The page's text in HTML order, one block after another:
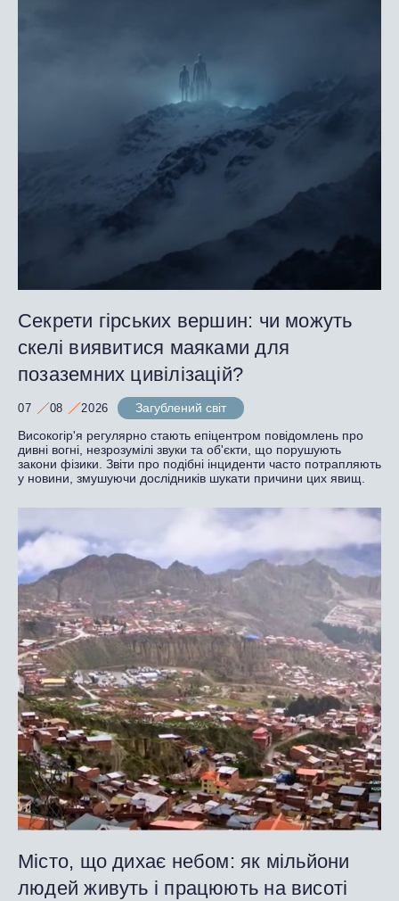
Секрети гірських вершин: чи можуть
скелі виявитися маяками для
позаземних цивілізацій?
07 08 2026
Загублений світ
Високогір'я регулярно стають епіцентром повідомлень про
дивні вогні, незрозумілі звуки та об'єкти, що порушують
закони фізики. Звіти про подібні інциденти часто потрапляють
у новини, змушуючи дослідників шукати причини цих явищ.
Місто, що дихає небом: як мільйони
людей живуть і працюють на висоті